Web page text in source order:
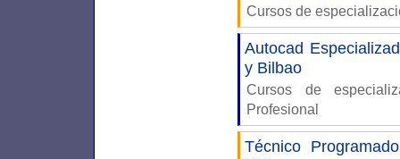
Cursos de
Autocad
y Bilbao
Cursos de
Profesional
Técnico